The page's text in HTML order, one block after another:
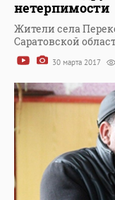
нетерпимости
Жители села
Саратовской
30 марта 2017